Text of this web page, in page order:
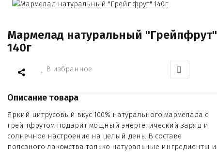
Мармелад натуральный "Грейпфрут"
140г
В избранное
Описание товара
Яркий цитрусовый вкус 100% натурального мармелада с
грейпфрутом подарит мощный энергетический заряд и
солнечное настроение на целый день. В составе
полезного лакомства только натуральные ингредиенты и